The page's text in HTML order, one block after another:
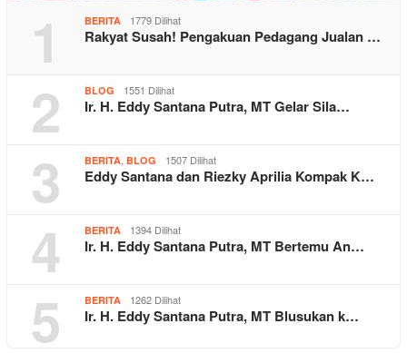
1 BERITA 1779 Dilihat
Rakyat Susah! Pengakuan Pedagang Jualan …
2 BLOG 1551 Dilihat
Ir. H. Eddy Santana Putra, MT Gelar Sila…
3 BERITA, BLOG 1507 Dilihat
Eddy Santana dan Riezky Aprilia Kompak K…
4 BERITA 1394 Dilihat
Ir. H. Eddy Santana Putra, MT Bertemu An…
5 BERITA 1262 Dilihat
Ir. H. Eddy Santana Putra, MT Blusukan k…